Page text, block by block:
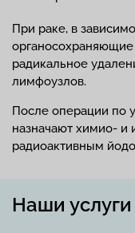
При раке, в
радикальное
лимфоузлов.
После операции по
назначают химио-
радиоактивным
Наши услуги